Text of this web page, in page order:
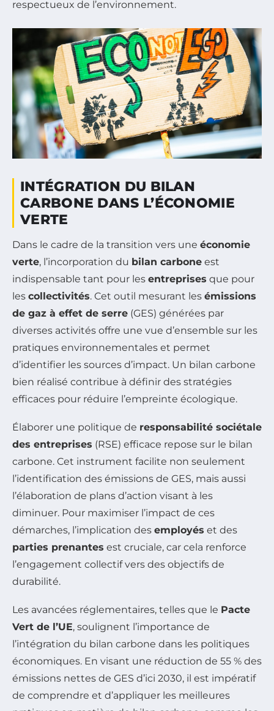
respectueux de l’environnement.
INTÉGRATION DU BILAN
CARBONE DANS L’ÉCONOMIE
VERTE
Dans le cadre de la transition vers une économie
verte, l’incorporation du bilan carbone est
indispensable tant pour les entreprises que pour
les collectivités. Cet outil mesurant les émissions
de gaz à effet de serre (GES) générées par
diverses activités offre une vue d’ensemble sur les
pratiques environnementales et permet
d’identifier les sources d’impact. Un bilan carbone
bien réalisé contribue à définir des stratégies
efficaces pour réduire l’empreinte écologique.
Élaborer une politique de responsabilité sociétale
des entreprises (RSE) efficace repose sur le bilan
carbone. Cet instrument facilite non seulement
l’identification des émissions de GES, mais aussi
l’élaboration de plans d’action visant à les
diminuer. Pour maximiser l’impact de ces
démarches, l’implication des employés et des
parties prenantes est cruciale, car cela renforce
l’engagement collectif vers des objectifs de
durabilité.
Les avancées réglementaires, telles que le Pacte
Vert de l’UE, soulignent l’importance de
l’intégration du bilan carbone dans les politiques
économiques. En visant une réduction de 55 % des
émissions nettes de GES d’ici 2030, il est impératif
de comprendre et d’appliquer les meilleures